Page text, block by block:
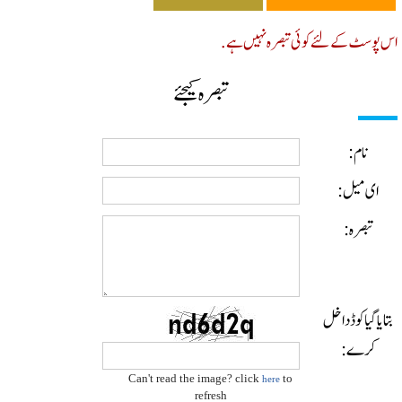
کے لئے کوئی تبصرہ نہیں ہے.
تبصرہ کیجئے
نام:
ای میل:
تبصرہ:
گیا کوڈ داخل
کرے:
Can't read the image? clickhere
refresh